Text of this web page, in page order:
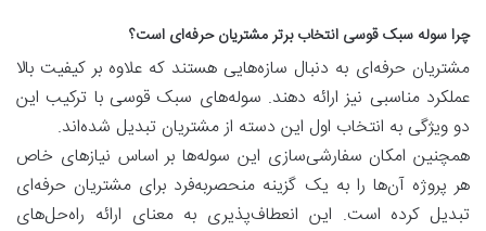
چرا سوله سبک قوسی انتخاب برتر مشتریان حرفه‌ای است؟
مشتریان حرفه‌ای به دنبال سازه‌هایی هستند که علاوه بر کیفیت بالا
عملکرد مناسبی نیز ارائه دهند. سوله‌های سبک قوسی با ترکیب این
دو ویژگی به انتخاب اول این دسته از مشتریان تبدیل شده‌اند.
همچنین امکان سفارشی‌سازی این سوله‌ها بر اساس نیازهای خاص
هر پروژه آن‌ها را به یک گزینه منحصربه‌فرد برای مشتریان حرفه‌ای
تبدیل کرده است. این انعطاف‌پذیری به معنای ارائه راه‌حل‌های